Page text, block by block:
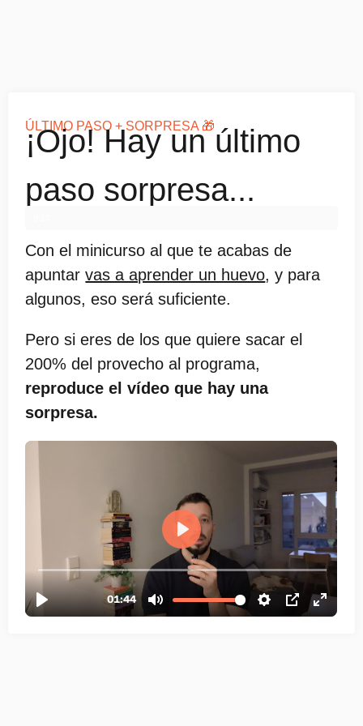
ÚLTIMO PASO + SORPRESA 🎁
¡Ojo! Hay un último
paso sorpresa...
Con el minicurso al que te acabas de
apuntarvas a aprender un huevo, y para
algunos, eso será suficiente.
Pero si eres de los que quiere sacar el
200% del provecho al programa,
reproduce el vídeo que hay una
sorpresa.